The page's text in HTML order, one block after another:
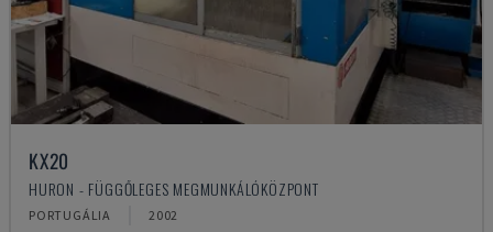
KX20
HURON - FÜGGŐLEGES MEGMUNKÁLÓKÖZPONT
PORTUGÁLIA 2002